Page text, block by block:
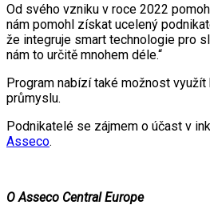
Od svého vzniku v roce 2022
nám pomohl získat ucelený
že integruje smart technologie pro
nám to určitě mnohem déle.“
Program nabízí také možnost
průmyslu.
Podnikatelé se zájmem o účast v
Asseco.
O Asseco Central Europe